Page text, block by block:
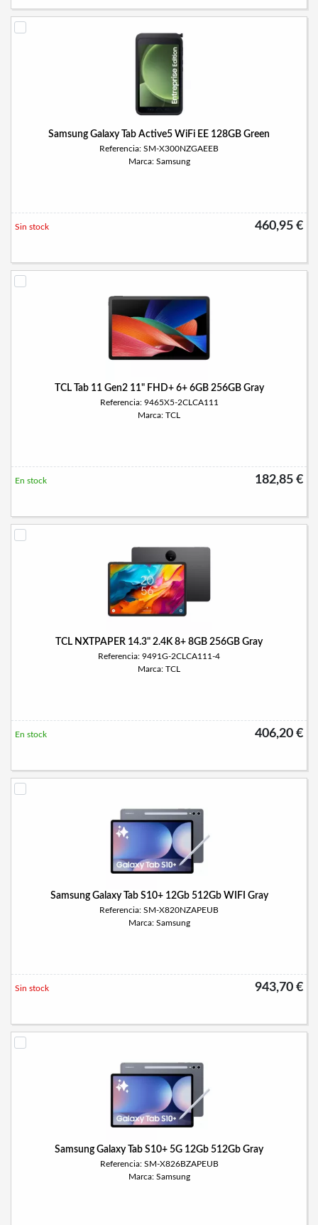
Samsung Galaxy Tab Active5 WiFi EE 128GB Green
Referencia: SM-X300NZGAEEB
Marca: Samsung
460,95 €
Sin stock
TCL Tab 11 Gen2 11" FHD+ 6+ 6GB 256GB Gray
Referencia: 9465X5-2CLCA111
Marca: TCL
182,85 €
En stock
TCL NXTPAPER 14.3" 2.4K 8+ 8GB 256GB Gray
Referencia: 9491G-2CLCA111-4
Marca: TCL
406,20 €
En stock
Samsung Galaxy Tab S10+ 12Gb 512Gb WIFI Gray
Referencia: SM-X820NZAPEUB
Marca: Samsung
943,70 €
Sin stock
Samsung Galaxy Tab S10+ 5G 12Gb 512Gb Gray
Referencia: SM-X826BZAPEUB
Marca: Samsung